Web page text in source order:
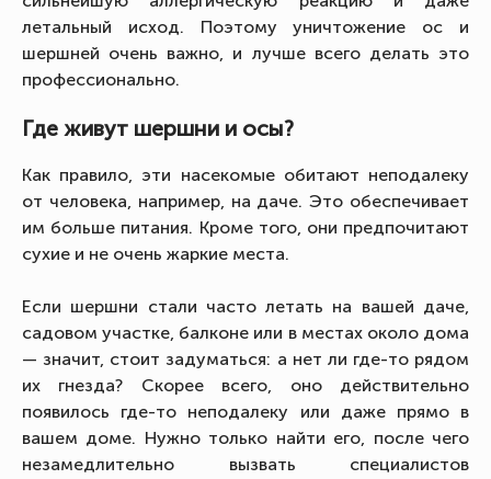
летальный исход. Поэтому уничтожение ос и
шершней очень важно, и лучше всего делать это
профессионально.
Где живут шершни и осы?
Как правило, эти насекомые обитают неподалеку
от человека, например, на даче. Это обеспечивает
им больше питания. Кроме того, они предпочитают
сухие и не очень жаркие места.
Если шершни стали часто летать на вашей даче,
садовом участке, балконе или в местах около дома
— значит, стоит задуматься: а нет ли где-то рядом
их гнезда? Скорее всего, оно действительно
появилось где-то неподалеку или даже прямо в
вашем доме. Нужно только найти его, после чего
незамедлительно вызвать специалистов